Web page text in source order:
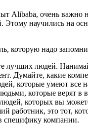
Alibaba, очень важно
Этому научились на
которую надо
лучших людей.
Думайте, какие
которые умеют все
которые верят в
которых вы
работник, это тот,
специфику компании.